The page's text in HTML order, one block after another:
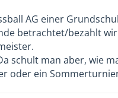
AG einer
betrachtet/bezahlt
schult man aber, wie
oder ein